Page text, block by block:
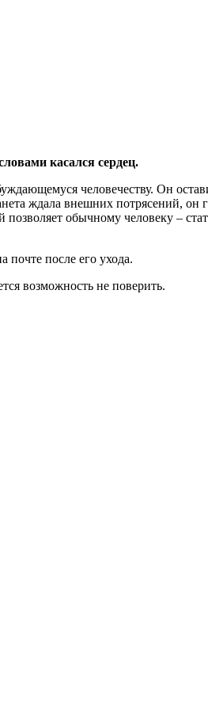
касался сердец.
человечеству. Он
ждала внешних потрясений,
обычному человеку –
после его ухода.
возможность не поверить.